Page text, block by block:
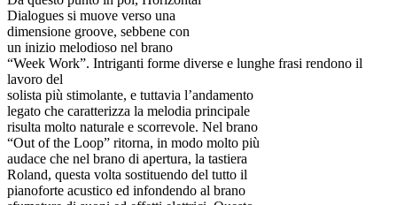
Dialogues si muove verso una
dimensione groove, sebbene con
un inizio melodioso nel brano
“Week Work”. Intriganti forme diverse e lunghe frasi rendono il
lavoro del
solista più stimolante, e tuttavia l’andamento
legato che caratterizza la melodia principale
risulta molto naturale e scorrevole. Nel brano
“Out of the Loop” ritorna, in modo molto più
audace che nel brano di apertura, la tastiera
Roland, questa volta sostituendo del tutto il
pianoforte acustico ed infondendo al brano